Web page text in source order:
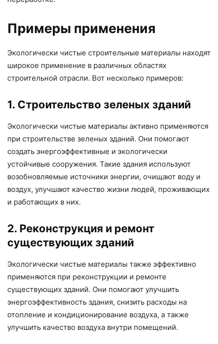
Примеры применения
Экологически чистые строительные материалы находят
широкое применение в различных областях
строительной отрасли. Вот несколько примеров:
1. Строительство зеленых зданий
Экологически чистые материалы активно применяются
при строительстве зеленых зданий. Они помогают
создать энергоэффективные и экологически
устойчивые сооружения. Такие здания используют
возобновляемые источники энергии, очищают воду и
воздух, улучшают качество жизни людей, проживающих
и работающих в них.
2. Реконструкция и ремонт
существующих зданий
Экологически чистые материалы также эффективно
применяются при реконструкции и ремонте
существующих зданий. Они помогают улучшить
энергоэффективность здания, снизить расходы на
отопление и кондиционирование воздуха, а также
улучшить качество воздуха внутри помещений.